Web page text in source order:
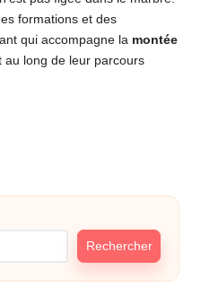
formations et des
qui accompagne la montée
au long de leur parcours
Rechercher